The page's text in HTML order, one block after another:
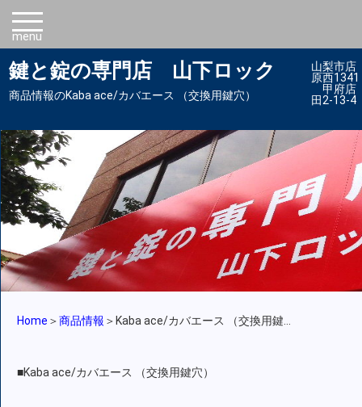
商品情報のKaba ace/カバエース （交換用鍵穴）
鍵と錠の専門店 山下ロック
山梨市
原西
甲府店
田2-13-
Home ＞商品情報 ＞ Kaba ace/カバエース （交換用鍵
■Kaba ace/カバエース （交換用鍵穴）